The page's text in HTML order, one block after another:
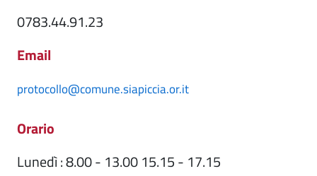
0783.44.91.23
Email
protocollo@comune.siapiccia.or.it
Orario
Lunedì : 8.00 - 13.00 15.15 - 17.15